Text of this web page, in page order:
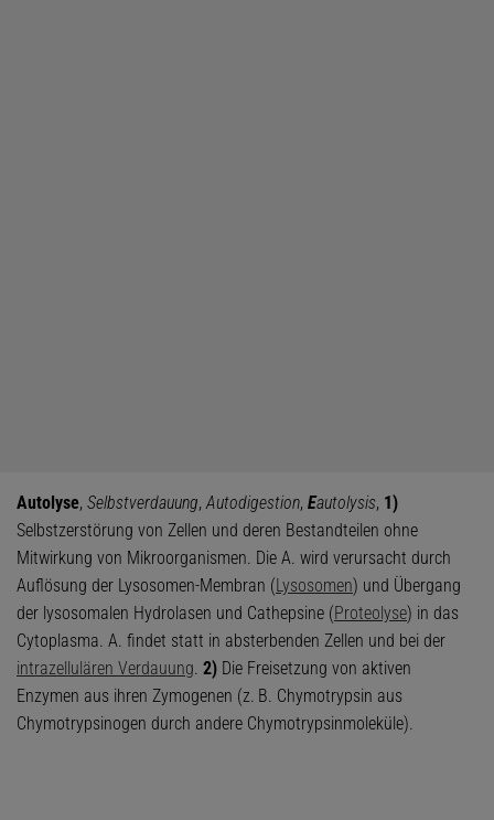
Autolyse, Selbstverdauung,Autodigestion, Eautolysis, 1)
Selbstzerstörung von Zellen und deren Bestandteilen ohne
Mitwirkung von Mikroorganismen. Die A. wird verursacht durch
Auflösung der Lysosomen-Membran (Lysosomen) und Übergang
der lysosomalen Hydrolasen und Cathepsine (Proteolyse) in das
Cytoplasma. A. findet statt in absterbenden Zellen und bei der
intrazellulären Verdauung. 2) Die Freisetzung von aktiven
Enzymen aus ihren Zymogenen (z. B. Chymotrypsin aus
Chymotrypsinogen durch andere Chymotrypsinmoleküle).